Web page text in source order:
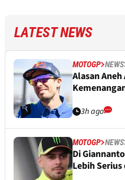
LATEST NEWS
MOTOGP NEWS
Alasan
3h ago
MOTOGP NEWS
Di
Lebih